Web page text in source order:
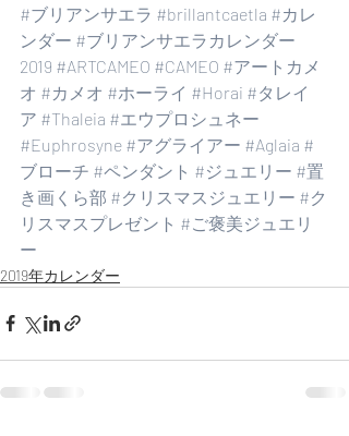
#ブリアンサエラ #brillantcaetla #カレ
ンダー #ブリアンサエラカレンダー
2019 #ARTCAMEO #CAMEO #アートカメ
オ #カメオ #ホーライ #Horai #タレイ
ア #Thaleia #エウプロシュネー
#Euphrosyne #アグライアー #Aglaia #
ブローチ #ペンダント #ジュエリー #置
き画くら部 #クリスマスジュエリー #ク
リスマスプレゼント #ご褒美ジュエリ
ー
2019年カレンダー